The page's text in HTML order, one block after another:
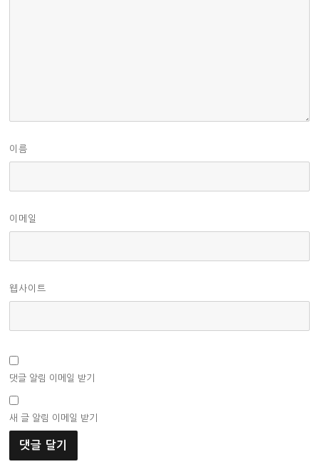
이름
이메일
웹사이트
댓글 알림 이메일 받기
새 글 알림 이메일 받기